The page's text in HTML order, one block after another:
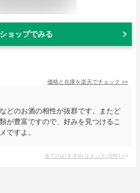
ショップでみる
価格と在庫を楽天でチェック >>
どのお酒の相性が抜群です。またど
が豊富ですので、好みを見つけるこ
ですよ。
全てのおすすめコメント (5件) >